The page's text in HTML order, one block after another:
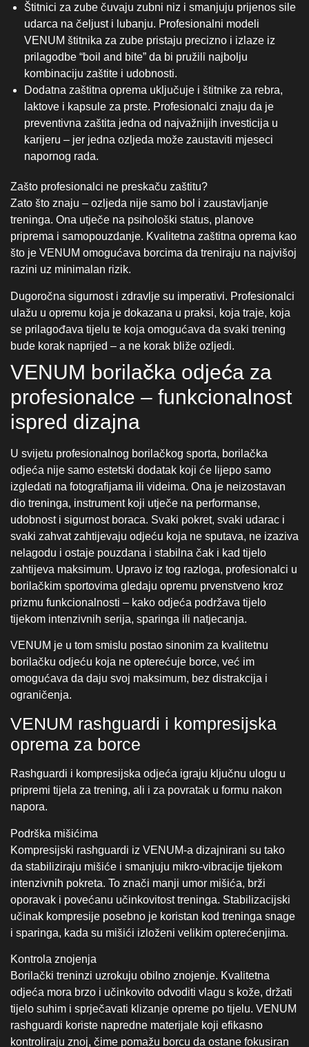
napornog rada.
Zašto profesionalci ne preskaču zaštitu?
Zato što znaju – ozljeda nije samo bol i zaustavljanje
treninga. Ona utječe na psihološki status, planove
priprema i samopouzdanje. Kvalitetna zaštitna oprema kao
što je VENUM omogućava borcima da treniraju na najvišoj
razini uz minimalan rizik.
Dugoročna sigurnost i zdravlje su imperativi. Profesionalci
se prilagođava tijelu te koja omogućava da svaki trening
bude korak naprijed – a ne korak bliže ozljedi.
VENUM borilačka odjeća za
profesionalce – funkcionalnost
ispred dizajna
U svijetu profesionalnog borilačkog sporta, borilačka
odjeća nije samo estetski dodatak koji će lijepo samo
izgledati na fotografijama ili videima. Ona je neizostavan
udobnost i sigurnost boraca. Svaki pokret, svaki udarac i
svaki zahvat zahtijevaju odjeću koja ne sputava, ne izaziva
nelagodu i ostaje pouzdana i stabilna čak i kad tijelo
zahtijeva maksimum. Upravo iz tog razloga, profesionalci u
prizmu funkcionalnosti – kako odjeća podržava tijelo
tijekom intenzivnih serija, sparinga ili natjecanja.
VENUM je u tom smislu postao sinonim za kvalitetnu
borilačku odjeću koja ne opterećuje borce, već im
omogućava da daju svoj maksimum, bez distrakcija i
ograničenja.
VENUM rashguardi i kompresijska
oprema za borce
Rashguardi i kompresijska odjeća igraju ključnu ulogu u
pripremi tijela za trening, ali i za povratak u formu nakon
napora.
Podrška mišićima
Kompresijski rashguardi iz VENUM-a dizajnirani su tako
da stabiliziraju mišiće i smanjuju mikro-vibracije tijekom
intenzivnih pokreta. To znači manji umor mišića, brži
oporavak i povećanu učinkovitost treninga. Stabilizacijski
učinak kompresije posebno je koristan kod treninga snage
i sparinga, kada su mišići izloženi velikim opterećenjima.
Kontrola znojenja
Borilački treninzi uzrokuju obilno znojenje. Kvalitetna
odjeća mora brzo i učinkovito odvoditi vlagu s kože, držati
tijelo suhim i sprječavati klizanje opreme po tijelu. VENUM
rashguardi koriste napredne materijale koji efikasno
kontroliraju znoj, čime pomažu borcu da ostane fokusiran
na trening, a ne na nelagodu.
Prevencija iritacija i ozljeda kože
Intenzivni treninzi uključuju repetitivne pokrete koji mogu
izazvati trenje kože. Rashguardi visokog ranga imaju
bešavne ili pojačane šavove, što sprječava iritacije i
oteklinu kože – posebno kod udaraca, bacanja i zahvata u
parteru. Kod dugotrajnijih borbi ili višesatnih treninga ova
razlika postaje izrazito očita.